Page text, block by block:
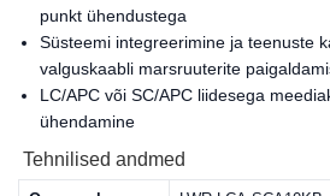
punkt ühendustega
Süsteemi integreerimine ja teenuste
valguskaabli marsruuterite
LC/APC või SC/APC liidesega
ühendamine
Tehnilised andmed